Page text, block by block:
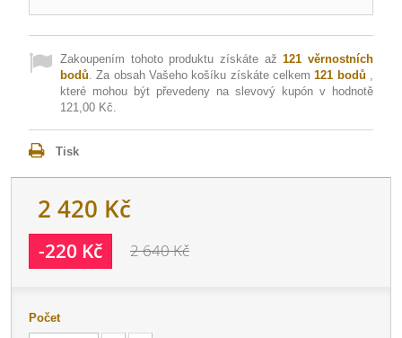
Zakoupením tohoto produktu získáte až121 věrnostních
bodů. Za obsah Vašeho košíku získáte celkem121 bodů ,
které mohou být převedeny na slevový kupón v hodnotě
121,00 Kč.
Tisk
2 420 Kč
-220 Kč 2 640 Kč
Počet